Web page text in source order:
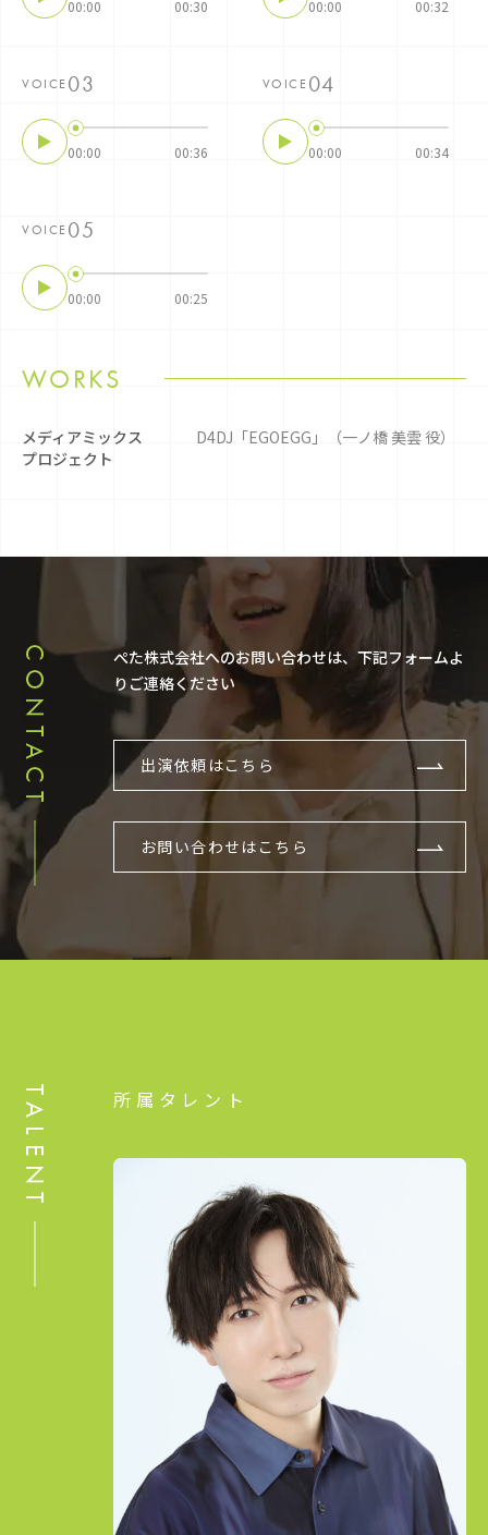
00:00 00:30 00:00 00:32
VOICE
00:00 00:36
VOICE
00:00 00:34
VOICE
00:00 00:25
WORKS
メディアミックス
プロジェクト
D4DJ「EGOEGG」（一ノ橋 美雲 役）
CONTACT
ぺた株式会社へのお問い合わせは、下記フォームよ
りご連絡ください
出演依頼はこちら
お問い合わせはこちら
TALENT 所属タレント